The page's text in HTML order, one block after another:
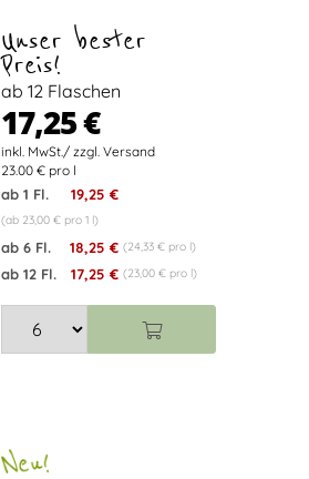
Unser bester
Preis!
ab 12 Flaschen
17,25 €
23.00 € pro l
ab 1 Fl. 19,25 €
(ab 23,00 € pro 1 l)
ab 6 Fl. 18,25 € (24,33 € pro l)
ab 12 Fl. 17,25 € (23,00 € pro l)